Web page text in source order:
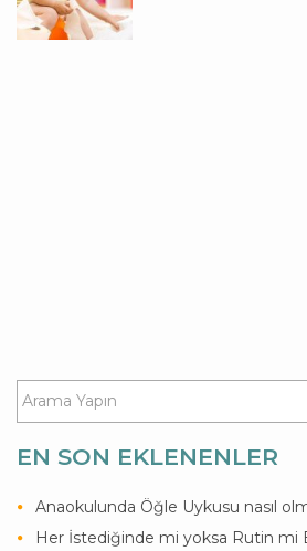
EN SON EKLENENLER
Anaokulunda Öğle Uykusu nasıl
Her İstediğinde mi yoksa Rutin mi